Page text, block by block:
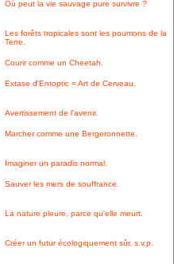
Où peut la vie sauvage pure survivre ?
Les forêts tropicales sont les poumons de la
Terre.
Courir comme un Cheetah.
Extase d'Entoptic = Art de Cerveau.
Avertissement de l'avenir.
Marcher comme une Bergeronnette.
Imaginer un paradis normal.
Sauver les mers de souffrance.
La nature pleure, parce qu'elle meurt.
Créer un futur écologiquement sûr, s.v.p.